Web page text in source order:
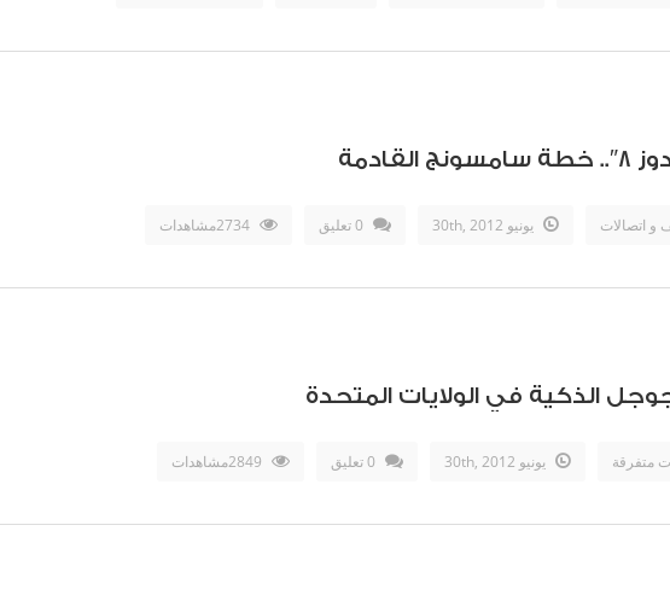
و اتصالات يونيو 30th, 2012 0 تعليق 2734مشاهدات
الذكية في الولايات المتحدة
متفرقة يونيو 30th, 2012 0 تعليق